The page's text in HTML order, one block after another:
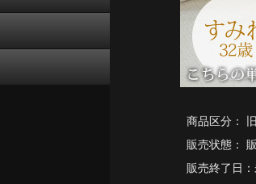
商品区分：
販売状態：
販売終了日